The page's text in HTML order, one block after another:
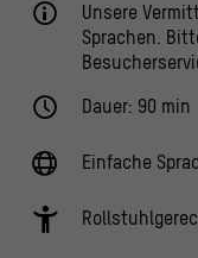
Unsere
Sprachen.
Dauer: 90 min
Einfache